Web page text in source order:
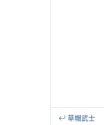
草帽武士